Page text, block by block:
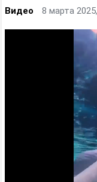
Видео 8 марта